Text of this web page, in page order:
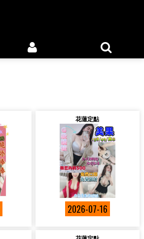
花蓮定點
2026-07-16